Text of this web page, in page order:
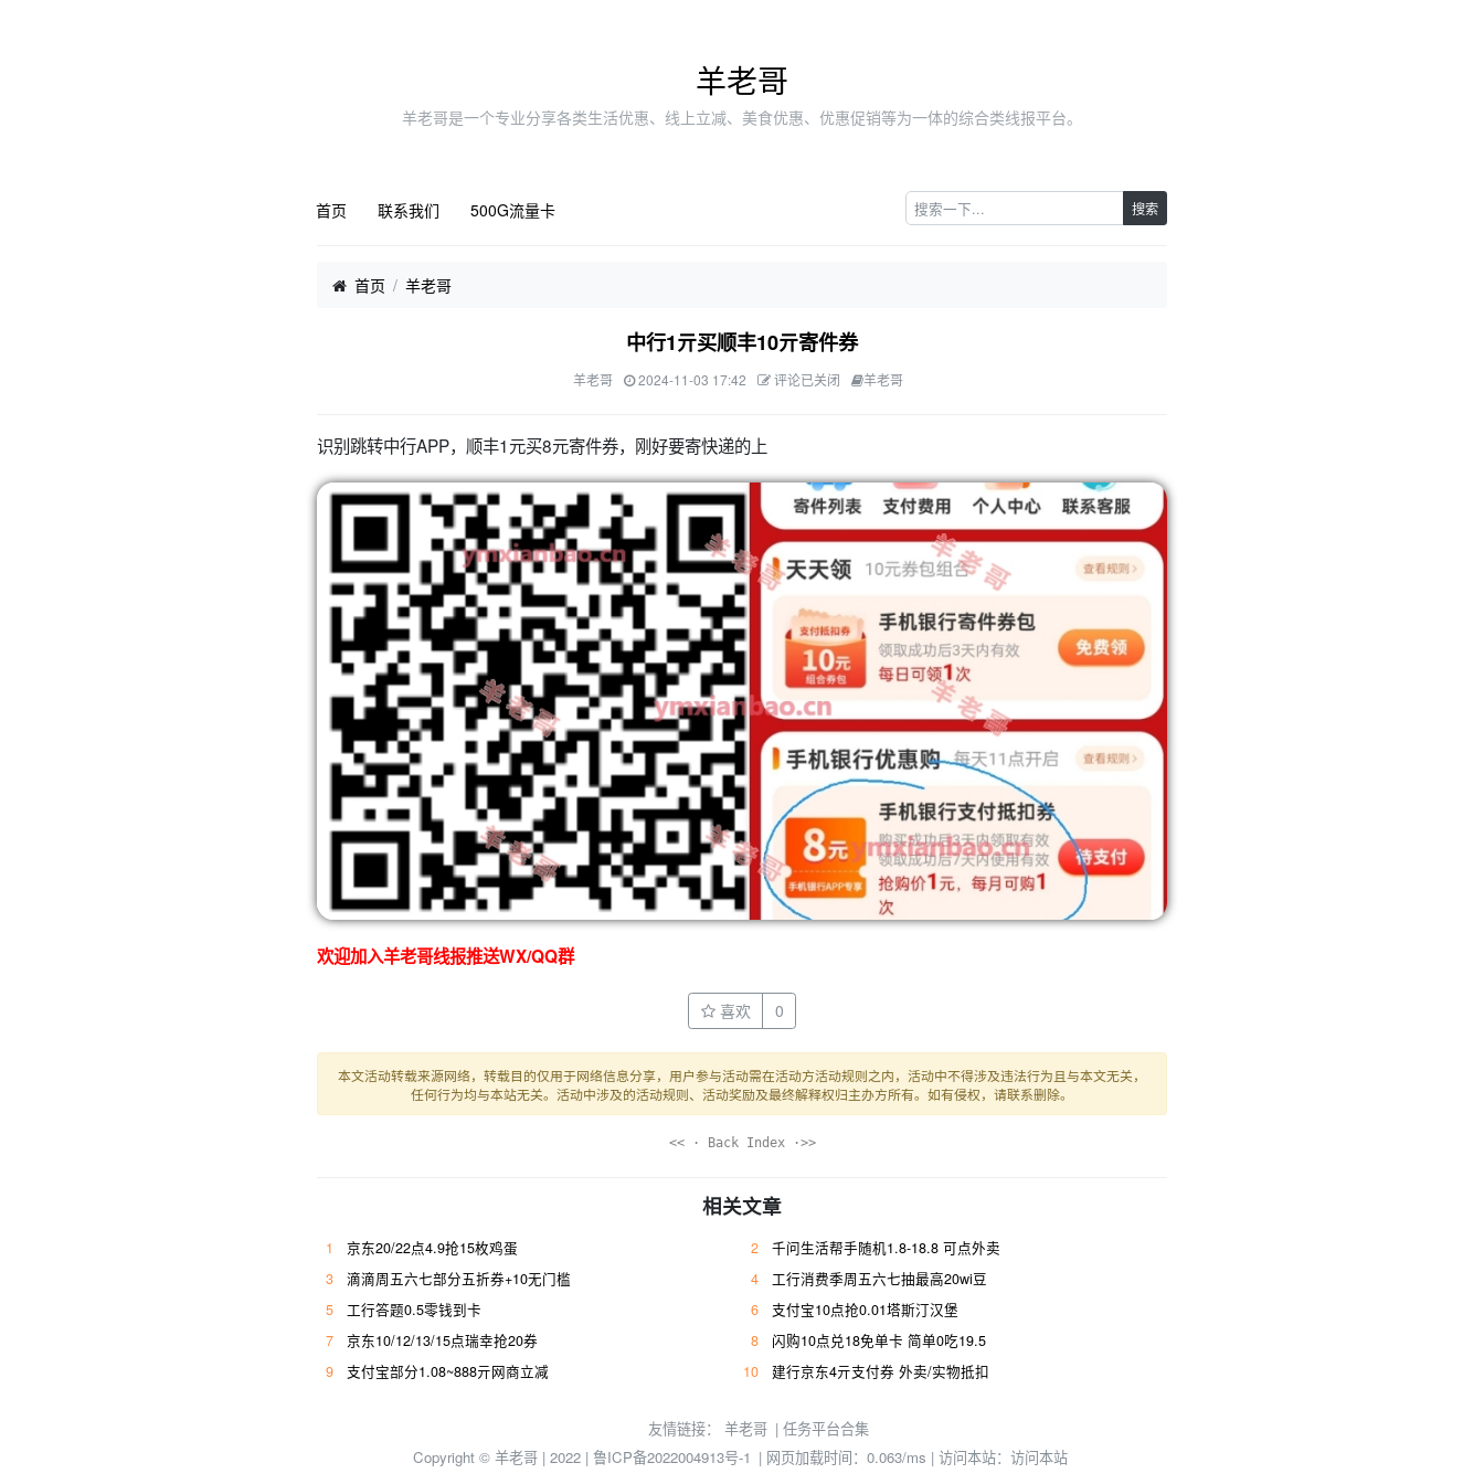
羊老哥
羊老哥是一个专业分享各类生活优惠、线上立减、美食优惠、优惠促销等为一体的综合类线报平台。
首页 联系我们 500G流量卡 搜索
首页 羊老哥
中行1亓买顺丰10亓寄件券
羊老哥 2024-11-03 17:42 评论已关闭 羊老哥
识别跳转中行APP，顺丰1元买8元寄件券，刚好要寄快递的上
欢迎加入羊老哥线报推送WX/QQ群
喜欢 0
本文活动转载来源网络，转载目的仅用于网络信息分享，用户参与活动需在活动方活动规则之内，活动中不得涉及违法行为且与本文无关，
任何行为均与本站无关。活动中涉及的活动规则、活动奖励及最终解释权归主办方所有。如有侵权，请联系删除。
<< · Back Index ·>>
相关文章
1 京东20/22点4.9抢15枚鸡蛋 2
千问生活帮手随机1.8-18.8 可点外卖
3
滴滴周五六七部分五折券+10无门槛 4
工行消费季周五六七抽最高20wi豆
5
工行答题0.5零钱到卡 6
支付宝10点抢0.01塔斯汀汉堡
7
京东10/12/13/15点瑞幸抢20券 8
闪购10点兑18免单卡 简单0吃19.5
9
支付宝部分1.08~888亓网商立减 10 建行京东4亓支付券 外卖/实物抵扣
友情链接： 羊老哥 | 任务平台合集
Copyright © 羊老哥 | 2022 | 鲁ICP备2022004913号-1 | 网页加载时间：0.063/ms | 访问本站： 访问本站